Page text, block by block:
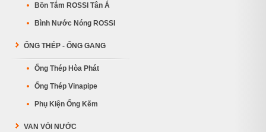
Bồn Tắm ROSSI Tân Á
Bình Nước Nóng ROSSI
ỐNG THÉP - ỐNG GANG
Ống Thép Hòa Phát
Ống Thép Vinapipe
Phụ Kiện Ống Kẽm
VAN VÒI NƯỚC